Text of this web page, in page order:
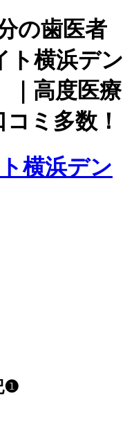
の歯医者
ト横浜デン
｜高度医療
ミ多数！
❶